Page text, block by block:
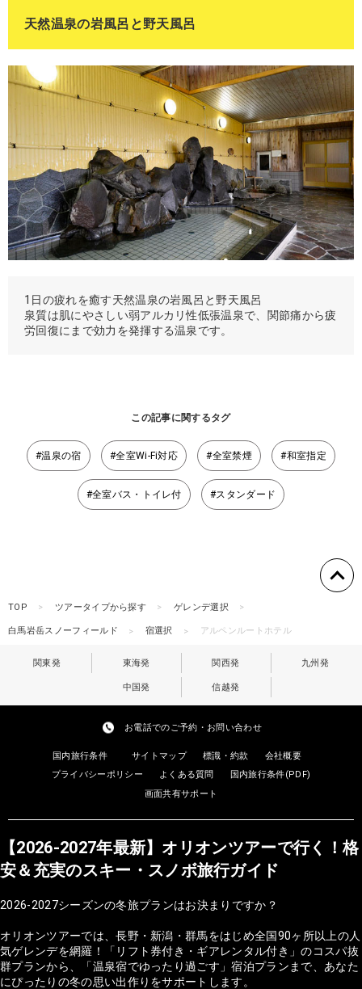
天然温泉の岩風呂と野天風呂
1日の疲れを癒す天然温泉の岩風呂と野天風呂
泉質は肌にやさしい弱アルカリ性低張温泉で、関節痛から疲
労回復にまで効力を発揮する温泉です。
この記事に関するタグ
#温泉の宿 #全室Wi-Fi対応 #全室禁煙 #和室指定
#全室バス・トイレ付 #スタンダード
TOP ツアータイプから探す ゲレンデ選択
白馬岩岳スノーフィールド 宿選択 アルペンルートホテル
関東発 東海発 関西発 九州発
中国発 信越発
お電話でのご予約・お問い合わせ
国内旅行条件 サイトマップ 標識・約款
会社概要
プライバシーポリシー
よくある質問
国内旅行条件(PDF)
画面共有サポート
【2026-2027年最新】オリオンツアーで行く！格
安＆充実のスキー・スノボ旅行ガイド
2026-2027シーズンの冬旅プランはお決まりですか？
オリオンツアーでは、長野・新潟・群馬をはじめ全国90ヶ所以上の人
気ゲレンデを網羅！「リフト券付き・ギアレンタル付き」のコスパ抜
群プランから、「温泉宿でゆったり過ごす」宿泊プランまで、あなた
にぴったりの冬の思い出作りをサポートします。